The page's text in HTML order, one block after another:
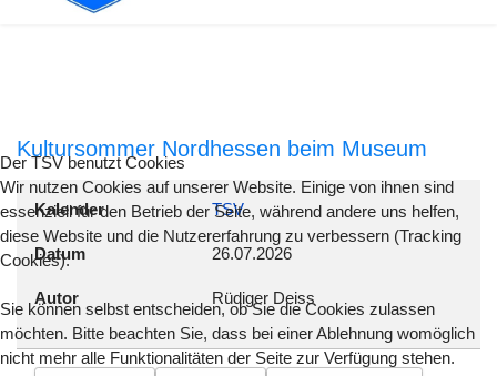
Kultursommer Nordhessen beim Museum
Kalender TSV
Datum 26.07.2026
Autor Rüdiger Deiss
Der TSV benutzt Cookies
Wir nutzen Cookies auf unserer Website. Einige von ihnen sind
essenziell für den Betrieb der Seite, während andere uns helfen,
diese Website und die Nutzererfahrung zu verbessern (Tracking
Cookies).
Sie können selbst entscheiden, ob Sie die Cookies zulassen
möchten. Bitte beachten Sie, dass bei einer Ablehnung womöglich
nicht mehr alle Funktionalitäten der Seite zur Verfügung stehen.